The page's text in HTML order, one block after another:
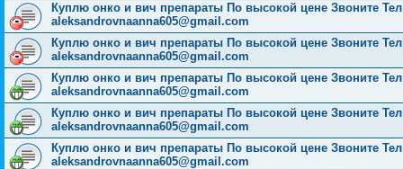
Куплю онко и вич препараты По высокой цене Звоните
aleksandrovnaanna605@gmail.com
Куплю онко и вич препараты По высокой цене Звоните
aleksandrovnaanna605@gmail.com
Куплю онко и вич препараты По высокой цене Звоните
aleksandrovnaanna605@gmail.com
Куплю онко и вич препараты По высокой цене Звоните
aleksandrovnaanna605@gmail.com
Куплю онко и вич препараты По высокой цене Звоните
aleksandrovnaanna605@gmail.com